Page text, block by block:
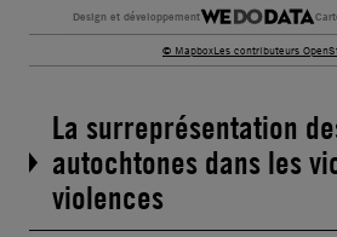
La surreprésentation
autochtones dans les
violences